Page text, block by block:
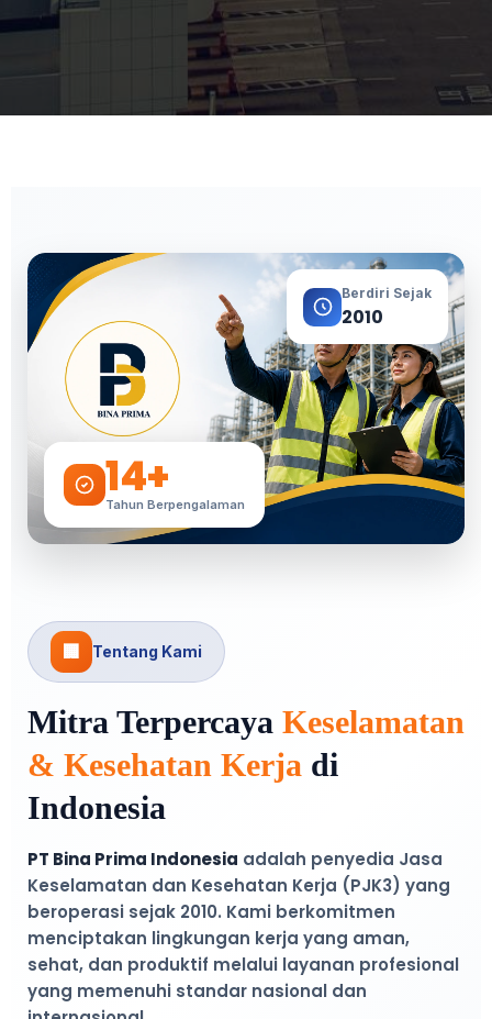
14+
Tahun Berpengalaman
Berdiri Sejak
2010
🏢 Tentang Kami
Mitra Terpercaya Keselamatan
& Kesehatan Kerja di
Indonesia
PT Bina Prima Indonesia adalah penyedia Jasa
Keselamatan dan Kesehatan Kerja (PJK3) yang
beroperasi sejak 2010. Kami berkomitmen
menciptakan lingkungan kerja yang aman,
sehat, dan produktif melalui layanan profesional
yang memenuhi standar nasional dan